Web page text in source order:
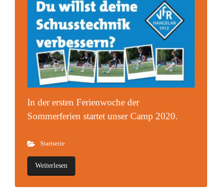
In der ersten Ferienwoche der
Sommerferien startet unser Camp 2020.
Startseite
Weiterlesen